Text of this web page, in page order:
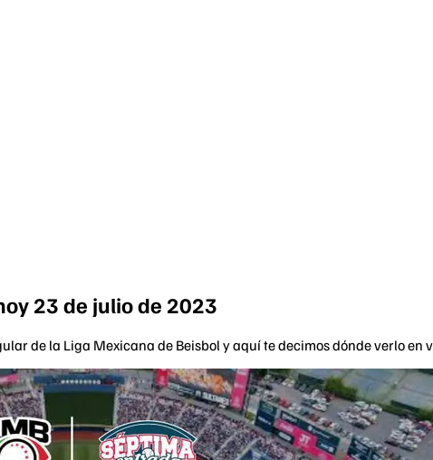
23 de julio de 2023
de la Liga Mexicana de Beisbol y aquí te decimos dónde verlo en